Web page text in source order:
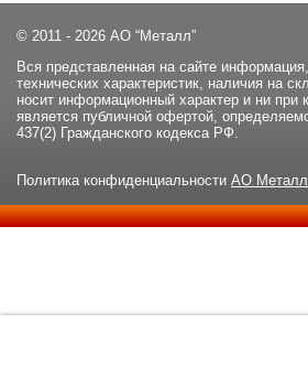
© 2011 - 2026 АО “Металл”
Вся представленная на сайте
технических характеристик, наличия на
носит информационный характер и ни при
является публичной офертой,
437(2) Гражданского кодекса РФ.
Политика конфиденциальности АО Металл